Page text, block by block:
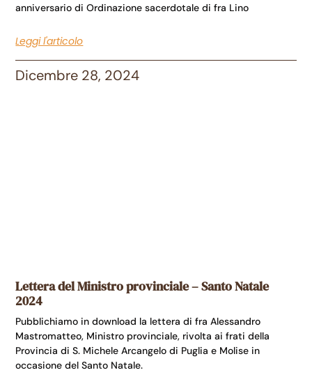
anniversario di Ordinazione sacerdotale di fra Lino
Leggi l'articolo
Dicembre 28, 2024
Lettera del Ministro provinciale – Santo Natale
2024
Pubblichiamo in download la lettera di fra Alessandro
Mastromatteo, Ministro provinciale, rivolta ai frati della
Provincia di S. Michele Arcangelo di Puglia e Molise in
occasione del Santo Natale.